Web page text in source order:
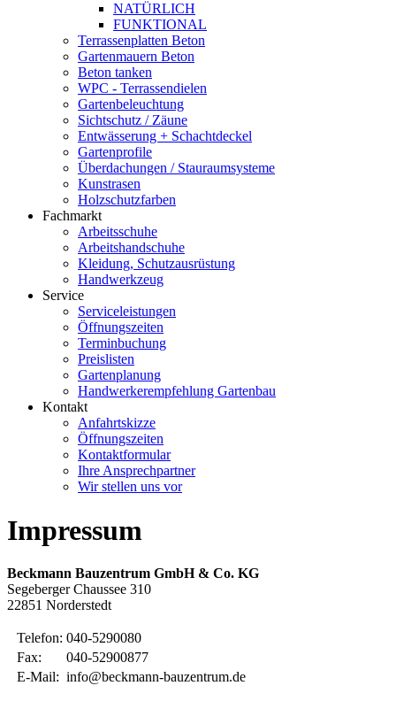
NATÜRLICH
FUNKTIONAL
Terrassenplatten Beton
Gartenmauern Beton
Beton tanken
WPC - Terrassendielen
Gartenbeleuchtung
Sichtschutz / Zäune
Entwässerung + Schachtdeckel
Gartenprofile
Überdachungen / Stauraumsysteme
Kunstrasen
Holzschutzfarben
Fachmarkt
Arbeitsschuhe
Arbeitshandschuhe
Kleidung, Schutzausrüstung
Handwerkzeug
Service
Serviceleistungen
Öffnungszeiten
Terminbuchung
Preislisten
Gartenplanung
Handwerkerempfehlung Gartenbau
Kontakt
Anfahrtskizze
Öffnungszeiten
Kontaktformular
Ihre Ansprechpartner
Wir stellen uns vor
Impressum
Beckmann Bauzentrum GmbH & Co. KG
Segeberger Chaussee 310
22851 Norderstedt
Telefon: 040-5290080
Fax:
040-52900877
E-Mail: info@beckmann-bauzentrum.de